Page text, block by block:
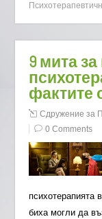
9 мита
фактите
Сдружение за
0 Comments
психотерапията
биха могли да